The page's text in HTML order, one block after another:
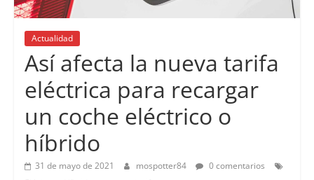
Actualidad
Así afecta la nueva tarifa
eléctrica para recargar
un coche eléctrico o
híbrido
31 de mayo de 2021 mospotter84
0 comentarios